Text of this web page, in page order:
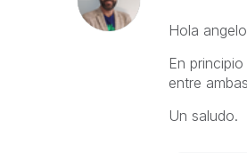
Hola
En
entre
Un saludo.